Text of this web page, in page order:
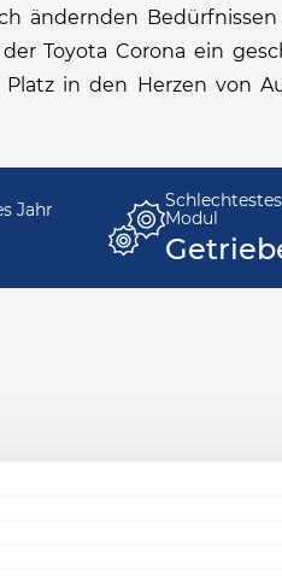
ändernden
Toyota Corona ein
in den Herzen von
Jahr
Schlechtestes
Modul